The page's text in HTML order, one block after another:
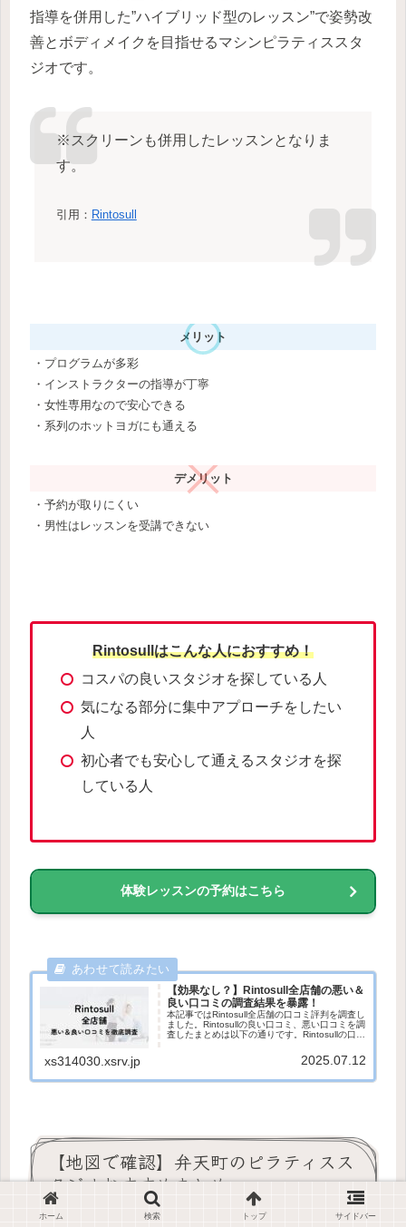
指導を併用した”ハイブリッド型のレッスン”で姿勢改
善とボディメイクを目指せるマシンピラティススタ
ジオです。
※スクリーンも併用したレッスンとなりま
す。
引用： Rintosull
メリット
・プログラムが多彩
・インストラクターの指導が丁寧
・女性専用なので安心できる
・系列のホットヨガにも通える
デメリット
・予約が取りにくい
・男性はレッスンを受講できない
Rintosullはこんな人におすすめ！
コスパの良いスタジオを探している人
気になる部分に集中アプローチをしたい
人
初心者でも安心して通えるスタジオを探
している人
体験レッスンの予約はこちら
【効果なし？】Rintosull全店舗の悪い＆
良い口コミの調査結果を暴露！
本記事ではRintosull全店舗の口コミ評判を調査し
ました。Rintosullの良い口コミ、悪い口コミを調
査したまとめは以下の通りです。Rintosullの口コ
やすい・インストラクターの指導が丁寧...
xs314030.xsrv.jp 2025.07.12
【地図で確認】弁天町のピラティスス
タジオおすすめまとめ
ホーム 検索 トップ サイドバー